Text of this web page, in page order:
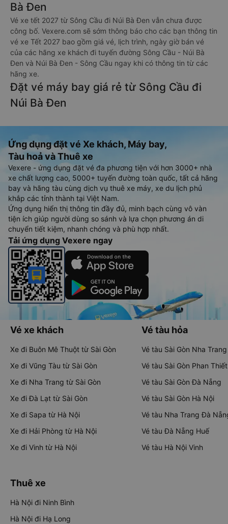
Bà Đen
Vé xe tết 2027 từ Sông Cầu đi Núi Bà Đen vẫn chưa được
công bố. Vexere.com sẽ sớm thông báo cho các bạn thông tin
vé xe Tết 2027 bao gồm giá vé, lịch trình, ngày giờ bán vé
của các hãng xe khách đi tuyến đường Sông Cầu - Núi Bà
Đen và Núi Bà Đen - Sông Cầu ngay khi có thông tin từ các
hãng xe.
Đặt vé máy bay giá rẻ từ Sông Cầu đi
Núi Bà Đen
Ứng dụng đặt vé Xe khách, Máy bay,
Tàu hoả và Thuê xe
Vexere - ứng dụng đặt vé đa phương tiện với hơn 3000+ nhà
xe chất lượng cao, 5000+ tuyến đường toàn quốc, tất cả hãng
bay và hãng tàu cùng dịch vụ thuê xe máy, xe du lịch phủ
khắp các tỉnh thành tại Việt Nam.
Ứng dụng hiển thị thông tin đầy đủ, minh bạch cùng vô vàn
tiện ích giúp người dùng so sánh và lựa chọn phương án di
chuyển tiết kiệm, nhanh chóng và phù hợp nhất.
Tải ứng dụng Vexere ngay
Vé xe khách
Xe đi Buôn Mê Thuột từ Sài Gòn
Xe đi Vũng Tàu từ Sài Gòn
Xe đi Nha Trang từ Sài Gòn
Xe đi Đà Lạt từ Sài Gòn
Xe đi Sapa từ Hà Nội
Xe đi Hải Phòng từ Hà Nội
Xe đi Vinh từ Hà Nội
Vé tàu hỏa
Vé tàu Sài Gòn Nha Trang
Vé tàu Sài Gòn Phan Thiết
Vé tàu Sài Gòn Đà Nẵng
Vé tàu Sài Gòn Hà Nội
Vé tàu Nha Trang Đà
Vé tàu Đà Nẵng Huế
Vé tàu Hà Nội Vinh
Thuê xe
Hà Nội đi Ninh Bình
Hà Nội đi Hạ Long